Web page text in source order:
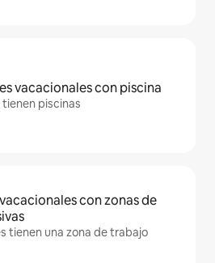
vacacionales con piscina
piscinas
con zonas de
tienen una zona de trabajo